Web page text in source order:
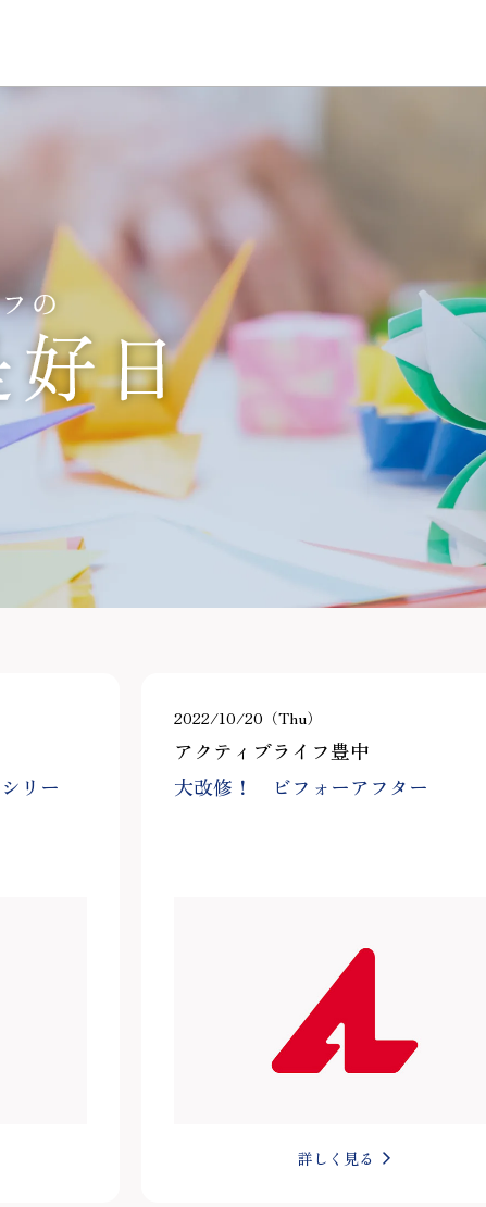
リー
2022/10/20（Thu）
アクティブライフ豊中
大改修！ ビフォーアフター
詳しく見る